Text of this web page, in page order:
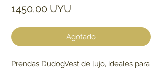
1450,00 UYU
Agotado
Prendas DudogVest de lujo, ideales para